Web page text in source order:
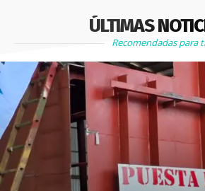
ÚLTIMAS
Recomendadas para ti